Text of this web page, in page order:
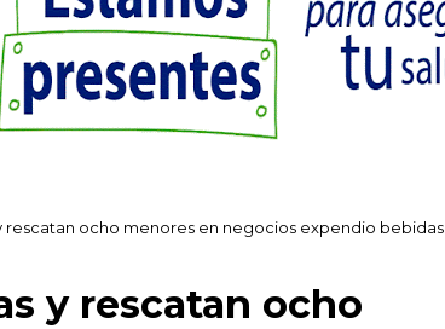
rescatan ocho menores en negocios expendio bebidas
y rescatan ocho